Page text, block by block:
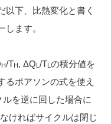
以下、比熱変化と書く
ます。
H/TH, ΔQL /TL の積分値を
るポアソンの式を使え
を逆に回した場合に
ければサイクルは閉じ